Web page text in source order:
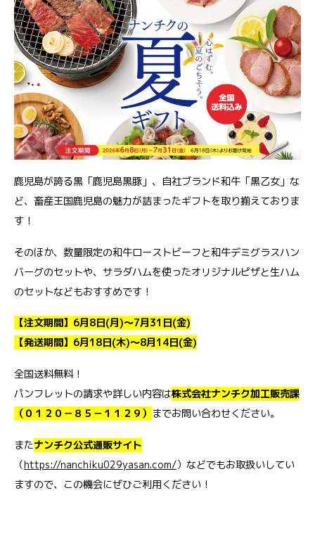
鹿児島が誇る黒「鹿児島黒豚」、自社ブランド和牛「黒乙女」な
ど、畜産王国鹿児島の魅力が詰まったギフトを取り揃えておりま
す！
そのほか、数量限定の和牛ローストビーフと和牛デミグラスハン
バーグのセットや、サラダハムを使ったオリジナルピザと生ハム
のセットなどもおすすめです！
【注文期間】6月8日(月)～7月31日(金)
【発送期間】6月18日(木)～8月14日(金)
全国送料無料！
パンフレットの請求や詳しい内容は株式会社ナンチク加工販売課
（０１２０－８５－１１２９） までお問い合わせください。
またナンチク公式通販サイト
（https://nanchiku029yasan.com/）などでもお取扱いしてい
ますので、この機会にぜひご利用ください！